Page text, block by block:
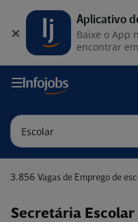
3.856 Vagas de Emprego de
Secretária Escolar
Aplicativo
Baixe o App
encontrar